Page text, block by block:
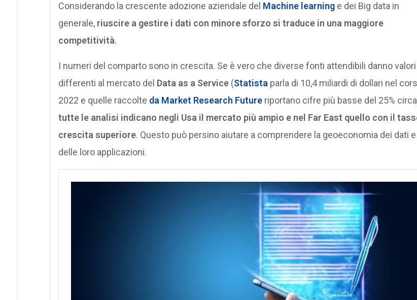
Considerando la crescente adozione aziendale del Machine learninge dei Big data in
generale, riuscire a gestire i dati con minore sforzo si traduce in una maggiore
competitività.
I numeri del comparto sono in crescita. Se è vero che diverse fonti attendibili danno valori
differenti al mercato del Data as a Service(Statista parla di 10,4 miliardi di dollari nel
2022 e quelle raccolte da Market Research Futureriportano cifre più basse del 25%
tutte le analisi indicano negli Usa il mercato più ampio e nel Far East quello con il
crescita superiore. Questo può persino aiutare a comprendere la geoeconomia dei dati e
delle loro applicazioni.